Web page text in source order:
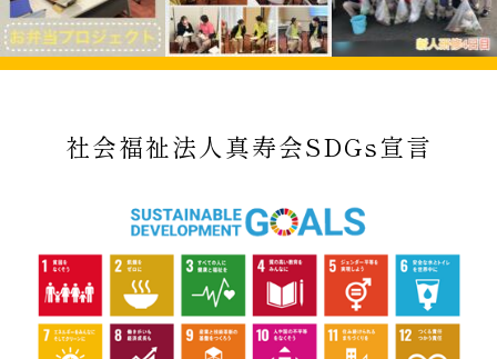
社会福祉法人真寿会SDGs宣言